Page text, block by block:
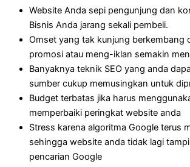
Website Anda sepi pengunjung dan
Bisnis Anda jarang sekali pembeli.
Omset yang tak kunjung berkembang
promosi atau meng-iklan semakin
Banyaknya teknik SEO yang anda
sumber cukup memusingkan untuk
Budget terbatas jika harus
memperbaiki peringkat website anda
Stress karena algoritma Google terus
sehingga website anda tidak lagi
pencarian Google